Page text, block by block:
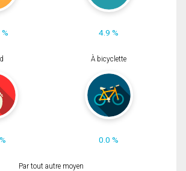
4.9 %
À bicyclette
0.0 %
Par tout autre moyen